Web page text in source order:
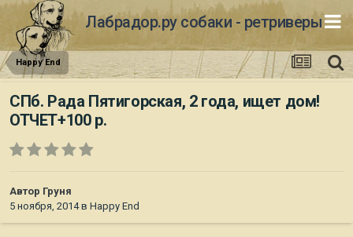
Лабрадор.ру собаки - ретриверы
Happy End
СПб. Рада Пятигорская, 2 года, ищет дом!
ОТЧЕТ+100 р.
Автор Груня
5 ноября, 2014в Happy End